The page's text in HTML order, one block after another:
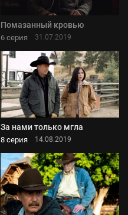
Помазанный кровью
6 серия 31.07.2019
За нами только мгла
8 серия 14.08.2019